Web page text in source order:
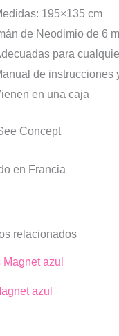
195×135 cm
de Neodimio de 6
para
de instrucciones
en una caja
Concept
en Francia
relacionados
azul